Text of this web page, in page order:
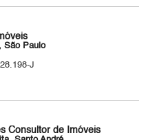
São Paulo
J
Consultor de Imóveis